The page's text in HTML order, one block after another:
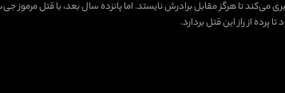
می‌کند تا هرگز مقابل برادرش نایستد. اما پانزده سال بعد، با قتل
از راز این قتل بردارد.